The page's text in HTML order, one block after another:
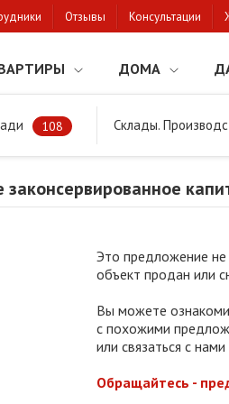
Отзывы Консультации
ДОМА
108 Склады.
Незавершенное
Это предложение не
объект продан или
Вы можете
с похожими
или связаться с
Обращайтесь -